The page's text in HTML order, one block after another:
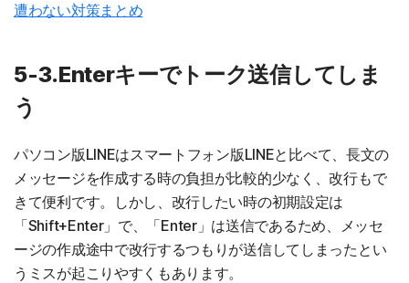
遭わない対策まとめ
5-3.Enterキーでトーク送信してしま
う
パソコン版LINEはスマートフォン版LINEと比べて、長文の
メッセージを作成する時の負担が比較的少なく、改行もで
きて便利です。しかし、改行したい時の初期設定は
「Shift+Enter」で、「Enter」は送信であるため、メッセ
ージの作成途中で改行するつもりが送信してしまったとい
うミスが起こりやすくもあります。